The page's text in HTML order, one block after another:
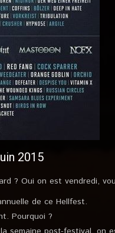
2015
? Oui on est vendredi,
de ce Hellfest.
Pourquoi ?